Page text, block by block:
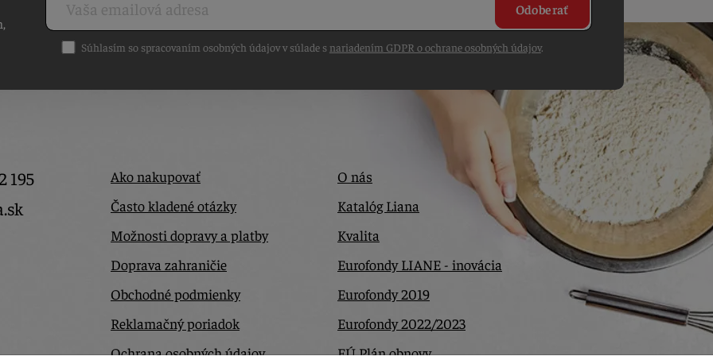
Odoberať
Súhlasím so spracovaním osobných údajov v súlade snariadením GDPR o ochrane osobných údajov.
195
Ako nakupovať
Často kladené otázky
Možnosti dopravy a platby
Doprava zahraničie
Obchodné podmienky
Reklamačný poriadok
Ochrana osobných údajov
O nás
Katalóg Liana
Kvalita
Eurofondy LIANE - inovácia
Eurofondy 2019
Eurofondy 2022/2023
EÚ Plán obnovy